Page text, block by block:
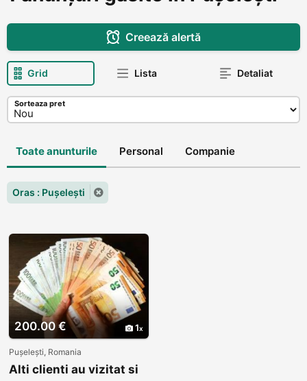
Creează alertă
Grid Lista Detaliat
Sorteaza pret
Toate anunturile Personal Companie
Oras : Pușelești
200.00 € 1
Pușelești, Romania
Alti clienti au vizitat si